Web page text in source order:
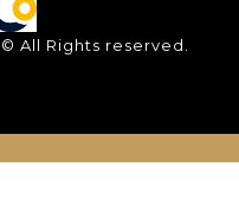
All Rights reserved.